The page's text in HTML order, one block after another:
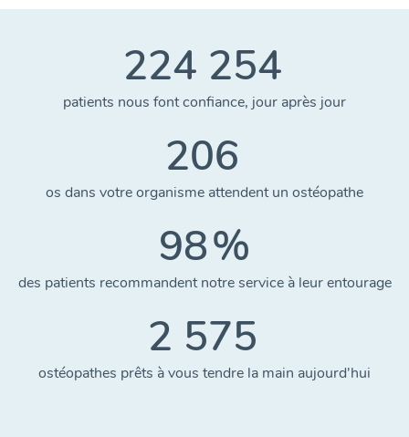
224 254
patients nous font confiance, jour après jour
206
os dans votre organisme attendent un ostéopathe
98%
des patients recommandent notre service à leur entourage
2 575
ostéopathes prêts à vous tendre la main aujourd'hui